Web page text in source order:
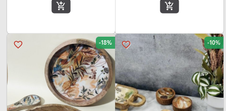
add_shopping_cart
add_shopping_cart
favorite_border -10%
favorite_border -18%